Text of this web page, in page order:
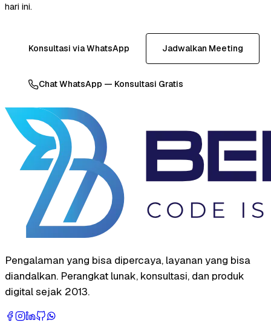
hari ini.
Konsultasi via WhatsApp Jadwalkan Meeting
Chat WhatsApp — Konsultasi Gratis
Pengalaman yang bisa dipercaya, layanan yang bisa
diandalkan. Perangkat lunak, konsultasi, dan produk
digital sejak 2013.